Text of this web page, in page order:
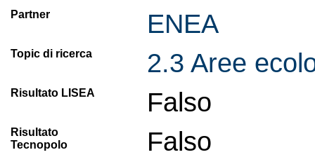
Partner ENEA
Topic di ricerca 2.3 Aree
Risultato LISEA Falso
Risultato
Tecnopolo
Falso